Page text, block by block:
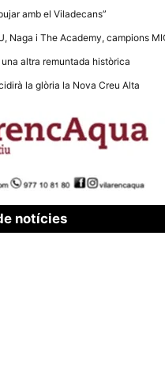
amb el Viladecans”
Naga i The Academy, campions
altra remuntada històrica
la glòria la Nova Creu Alta
notícies
En compartir
interessos i
comportament
mentre
nostre lloc
la possibilitat
de mirar
només
contingut